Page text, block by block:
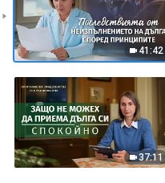
41:42
37:11